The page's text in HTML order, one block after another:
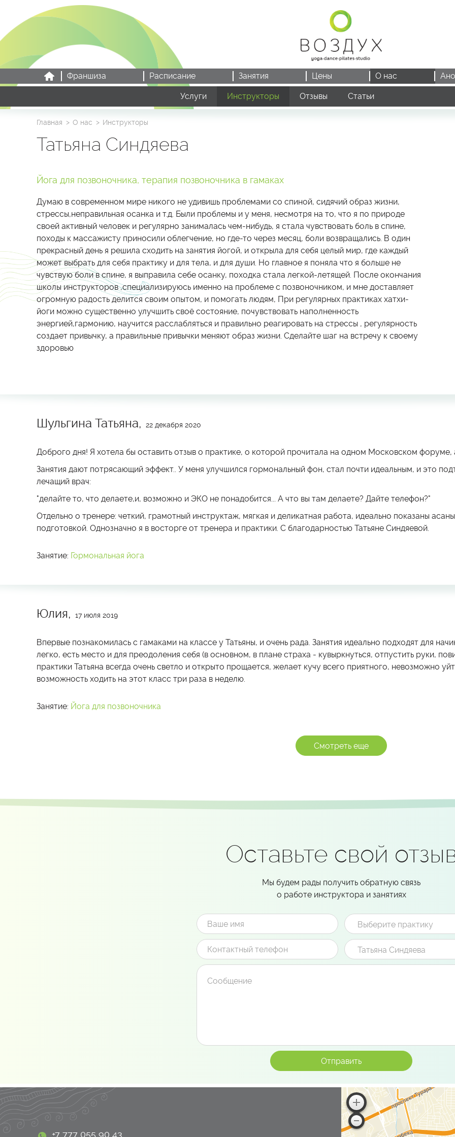
Франшиза Расписание Занятия Цены О нас
Услуги Инструкторы Отзывы Статьи
Главная О нас Инструкторы
Татьяна Синдяева
Йога для позвоночника, терапия позвоночника в гамаках
Думаю в современном мире никого не удивишь проблемами со спиной, сидячий образ жизни,
стрессы,неправильная осанка и т.д. Были проблемы и у меня, несмотря на то, что я по природе
своей активный человек и регулярно занималась чем-нибудь, я стала чувствовать боль в спине,
походы к массажисту приносили облегчение, но где-то через месяц, боли возвращались. В один
прекрасный день я решила сходить на занятия йогой, и открыла для себя целый мир, где каждый
может выбрать для себя практику и для тела, и для души. Но главное я поняла что я больше не
чувствую боли в спине, я выправила себе осанку, походка стала легкой-летящей. После окончания
школы инструкторов ,специализируюсь именно на проблеме с позвоночником, и мне доставляет
огромную радость делится своим опытом, и помогать людям, При регулярных практиках хатхи-
йоги можно существенно улучшить своё состояние, почувствовать наполненность
энергией,гармонию, научится расслабляться и правильно реагировать на стрессы , регулярность
создает привычку, а правильные привычки меняют образ жизни. Сделайте шаг на встречу к своему
здоровью
Шульгина Татьяна, 22 декабря 2020
Доброго дня! Я хотела бы оставить отзыв о практике, о которой прочитала на одном Московском форуме,
Занятия дают потрясающий эффект.. У меня улучшился гормональный фон, стал почти идеальным, и это
лечащий врач:
"делайте то, что делаете,и, возможно и ЭКО не понадобится... А что вы там делаете? Дайте телефон?"
Отдельно о тренере: четкий, грамотный инструктаж, мягкая и деликатная работа, идеально показаны
подготовкой. Однозначно я в восторге от тренера и практики. С благодарностью Татьяне Синдяевой.
Занятие: Гормональная йога
Юлия, 17 июля 2019
Впервые познакомилась с гамаками на классе у Татьяны, и очень рада. Занятия идеально подходят для
легко, есть место и для преодоления себя (в основном, в плане страха - кувыркнуться, отпустить руки,
практики Татьяна всегда очень светло и открыто прощается, желает кучу всего приятного, невозможно
возможность ходить на этот класс три раза в неделю.
Занятие: Йога для позвоночника
Смотреть еще
Оставьте свой
Мы будем рады получить обратную связь
о работе инструктора и занятиях
+7 777 055 90 43